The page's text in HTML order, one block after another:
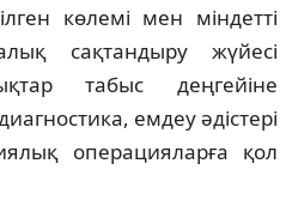
көлемі мен міндетті
сақтандыру жүйесі
табыс деңгейіне
емдеу әдістері
операцияларға қол